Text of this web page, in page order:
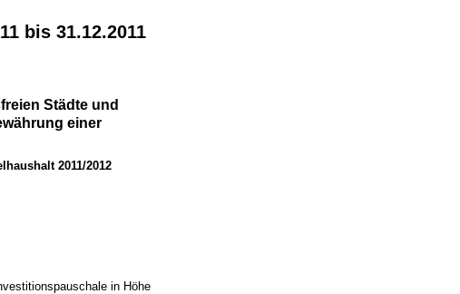
bis 31.12.2011
Städte und
einer
2011/2012
in Höhe